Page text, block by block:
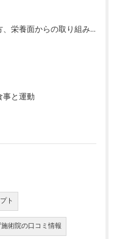
関節の痛みに悩む方、栄養面からの取り組みも重要ですよ！
と運動
ト
術院の口コミ情報